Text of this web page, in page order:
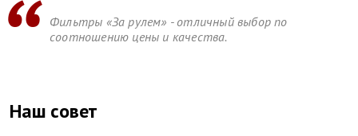
Фильтры «За рулем» - отличный выбор по
соотношению цены и качества.
Наш совет